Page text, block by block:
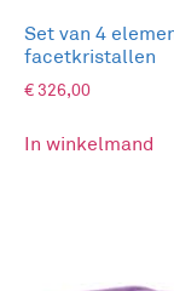
Set van 4
facetkristallen
€326,00
In winkelmand